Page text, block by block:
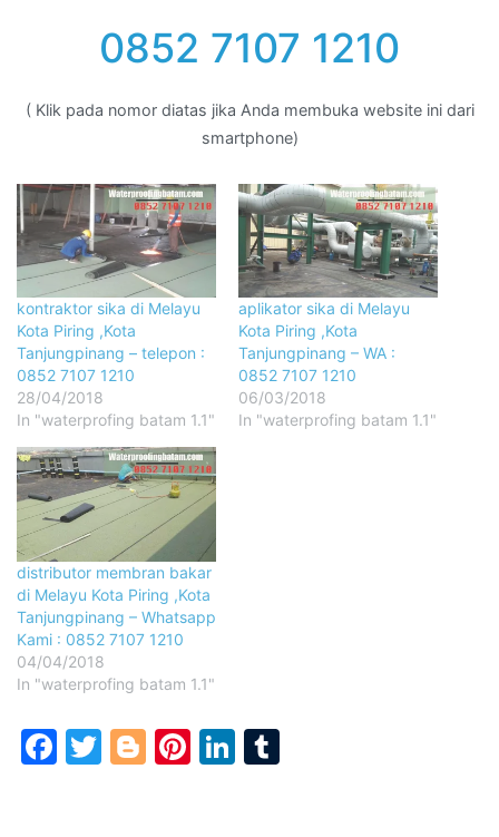
0852 7107 1210
( Klik pada nomor diatas jika Anda membuka website ini dari
smartphone)
kontraktor sika di Melayu
Kota Piring ,Kota
Tanjungpinang – telepon :
0852 7107 1210
28/04/2018
In "waterprofing batam 1.1"
aplikator sika di Melayu
Kota Piring ,Kota
Tanjungpinang – WA :
0852 7107 1210
06/03/2018
In "waterprofing batam 1.1"
distributor membran bakar
di Melayu Kota Piring ,Kota
Tanjungpinang – Whatsapp
Kami : 0852 7107 1210
04/04/2018
In "waterprofing batam 1.1"
Facebook
Twitter
Blogger
Pinterest
LinkedIn